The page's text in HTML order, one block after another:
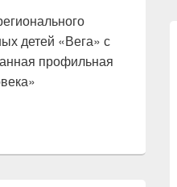
детей «Вега» с
профильная